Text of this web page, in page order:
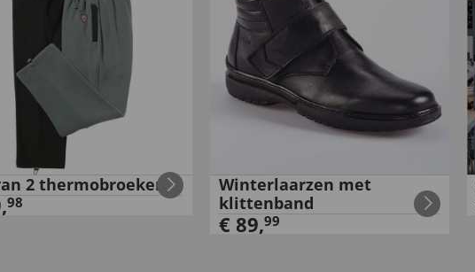
2 thermobroeken
,98
Winterlaarzen met
klittenband
€ 89,99